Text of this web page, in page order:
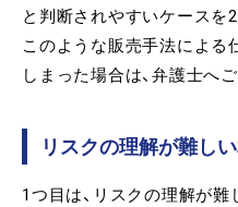
と判断されやすいケースを2
このような販売手法による
しまった場合は、弁護士へ
リスクの理解が難し
1つ目は、リスクの理解が難